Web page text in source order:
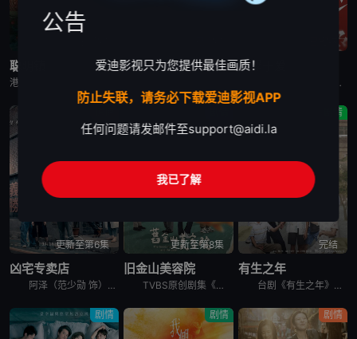
聪明镇 欠你的那场婚礼 人浮于爱
台湾剧《人浮于爱》改编自侯文咏的同名小说，故事围绕“爱情”主题，因为爱煽动着剧中主角与无数的恋人们，不惜冒着溺毙的危险，前仆后继，只为跳进湍急的河水里，谈一场载浮载沉的爱情。
更新至第6集
凶宅专卖店
阿泽（范少勋 饰）为了筹措妹妹欣爱的换心手术费，决心卖掉自住二十年的凶宅，却意外加入专门买卖凶宅的“义胜房屋”。办公室寒酸，头顶日光灯闪个不停，同事也各有怪癖：抽烟抖脚又沉迷手游的勇仁、消息灵通的
更新至第8集
旧金山美容院
TVBS原创剧集《旧金山美容院》由刘品言、连晨翔、章广辰 领衔主演！王牌制作人戴天易与金奖编剧杜政哲联手，以生活、人性、商战为故事主轴，是一部重于刻画剧本对白及角色心境的写实类型剧，势必将在视觉与
剧情
完结
有生之年
台剧《有生之年》讲述离家多年落魄的高嘉岳（吴慷仁 饰）感情、事业双双卡关，与世界告别前他回家探望家人，却因为高家人各自遭遇各种难题而产生羁绊的故事。
剧情 剧情 剧情
公告
爱迪影视只为您提供最佳画质！
防止失联，请务必下载爱迪影视APP
任何问题请发邮件至support@aidi.la
我已了解